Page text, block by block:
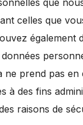
celles que
également
ne prend pas en
à des fins
raisons de